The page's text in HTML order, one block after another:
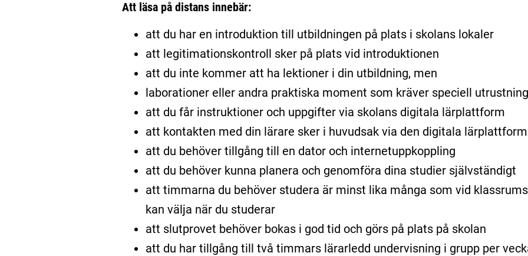
Att läsa på distans innebär:
att du har en introduktion till utbildningen på plats i skolans lokaler
att legitimationskontroll sker på plats vid introduktionen
att du inte kommer att ha lektioner i din utbildning, men
laborationer eller andra praktiska moment som kräver speciell
att du får instruktioner och uppgifter via skolans digitala lärplattform
att kontakten med din lärare sker i huvudsak via den digitala
att du behöver tillgång till en dator och internetuppkoppling
att du behöver kunna planera och genomföra dina studier självständigt
att timmarna du behöver studera är minst lika många som vid
kan välja när du studerar
att slutprovet behöver bokas i god tid och görs på plats på skolan
att du har tillgång till två timmars lärarledd undervisning i grupp per